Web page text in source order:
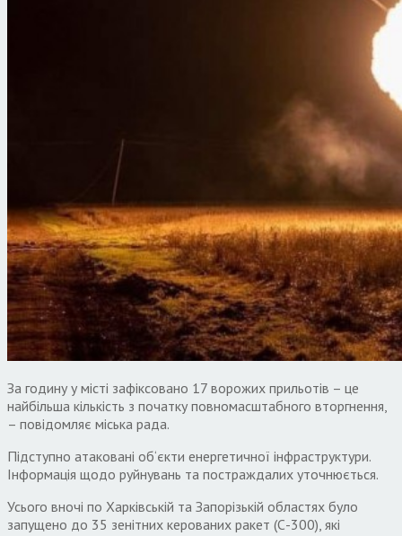
За годину у місті зафіксовано 17 ворожих прильотів – це
найбільша кількість з початку повномасштабного вторгнення,
– повідомляє міська рада.
Підступно атаковані об‘єкти енергетичної інфраструктури.
Інформація щодо руйнувань та постраждалих уточнюється.
Усього вночі по Харківській та Запорізькій областях було
запущено до 35 зенітних керованих ракет (С-300), які